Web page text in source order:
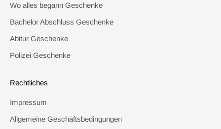
Wo alles begann Geschenke
Bachelor Abschluss Geschenke
Abitur Geschenke
Polizei Geschenke
Rechtliches
Impressum
Allgemeine Geschäftsbedingungen